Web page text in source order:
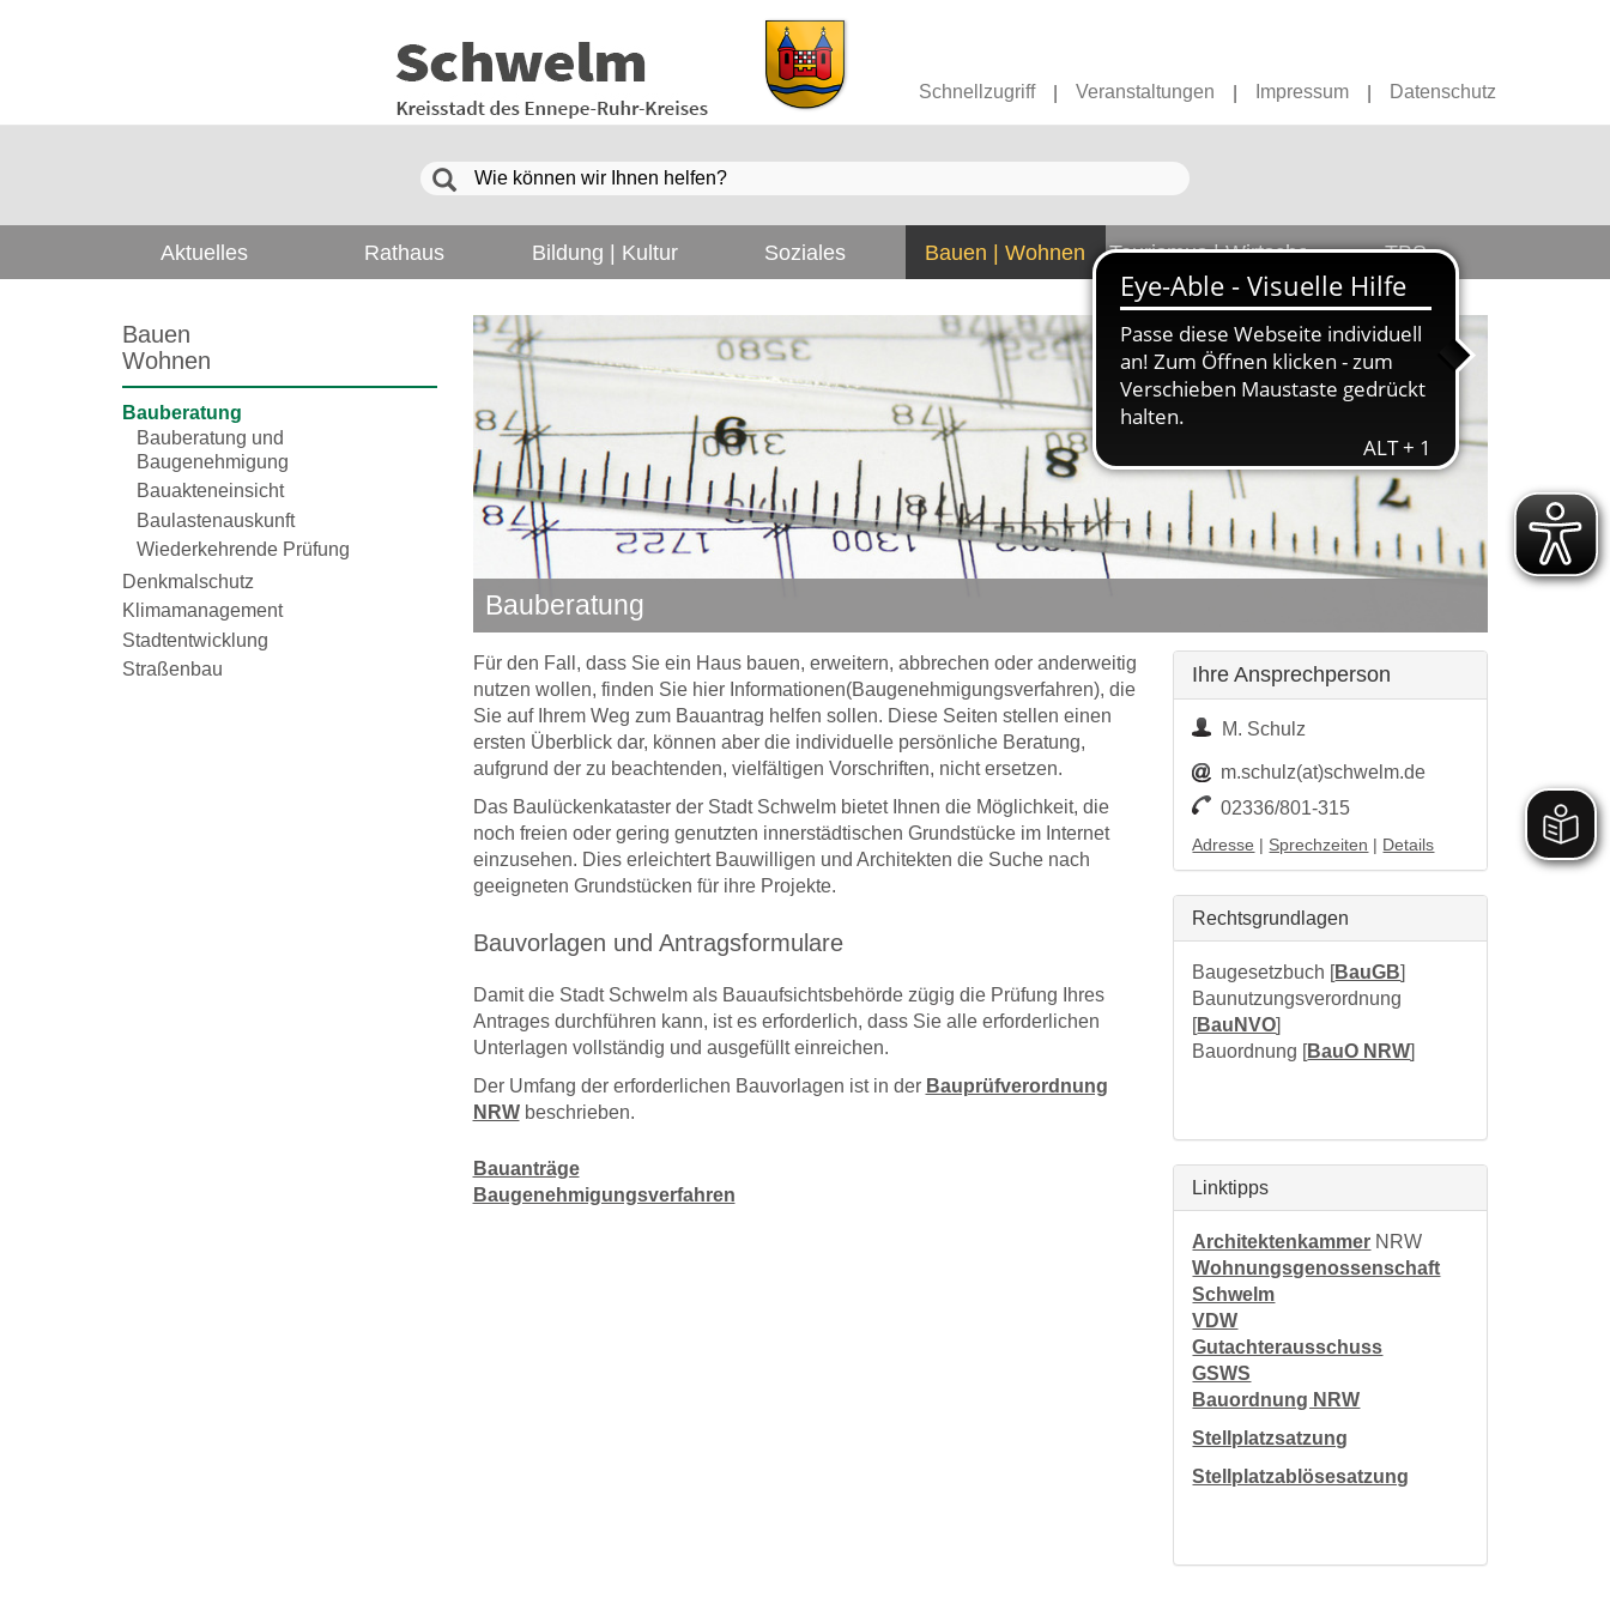
Schnellzugriff Veranstaltungen Impressum Datenschutz
Aktuelles Rathaus Bildung | Kultur Soziales Bauen | Wohnen Tourismus | Wirtschaft TBS
Bauen
Wohnen
Bauberatung
Bauberatung und
Baugenehmigung
Bauakteneinsicht
Baulastenauskunft
Wiederkehrende Prüfung
Denkmalschutz
Klimamanagement
Stadtentwicklung
Straßenbau
Bauberatung
Für den Fall, dass Sie ein Haus bauen, erweitern, abbrechen oder anderweitig
nutzen wollen, finden Sie hier Informationen(Baugenehmigungsverfahren), die
Sie auf Ihrem Weg zum Bauantrag helfen sollen. Diese Seiten stellen einen
ersten Überblick dar, können aber die individuelle persönliche Beratung,
aufgrund der zu beachtenden, vielfältigen Vorschriften, nicht ersetzen.
Das Baulückenkataster der Stadt Schwelm bietet Ihnen die Möglichkeit, die
noch freien oder gering genutzten innerstädtischen Grundstücke im Internet
einzusehen. Dies erleichtert Bauwilligen und Architekten die Suche nach
geeigneten Grundstücken für ihre Projekte.
Bauvorlagen und Antragsformulare
Damit die Stadt Schwelm als Bauaufsichtsbehörde zügig die Prüfung Ihres
Antrages durchführen kann, ist es erforderlich, dass Sie alle erforderlichen
Unterlagen vollständig und ausgefüllt einreichen.
Der Umfang der erforderlichen Bauvorlagen ist in der Bauprüfverordnung
NRWbeschrieben.
Bauanträge
Baugenehmigungsverfahren
Ihre Ansprechperson
M. Schulz
m.schulz(at)schwelm.de
02336/801-315
Adresse | Sprechzeiten | Details
Rechtsgrundlagen
Baugesetzbuch [BauGB]
Baunutzungsverordnung
[BauNVO]
Bauordnung [BauO NRW]
Linktipps
Architektenkammer NRW
Wohnungsgenossenschaft
Schwelm
VDW
Gutachterausschuss
GSWS
Bauordnung NRW
Stellplatzsatzung
Stellplatzablösesatzung